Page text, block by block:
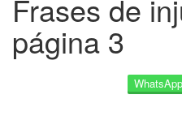
Frases de
página 3
WhatsApp